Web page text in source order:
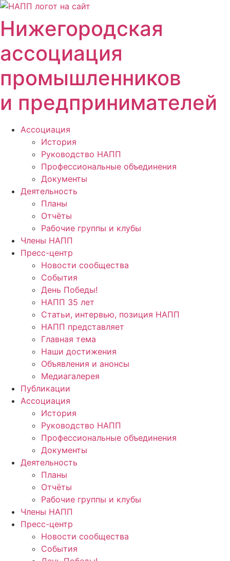
Перейти
содержимому
Нижегородская
ассоциация
промышленников
и предпринимателей
Ассоциация
История
Руководство НАПП
Профессиональные объединения
Документы
Деятельность
Планы
Отчёты
Рабочие группы и клубы
Члены НАПП
Пресс-центр
Новости сообщества
События
День Победы!
НАПП 35 лет
Статьи, интервью, позиция НАПП
НАПП представляет
Главная тема
Наши достижения
Объявления и анонсы
Медиагалерея
Публикации
Ассоциация
История
Руководство НАПП
Профессиональные объединения
Документы
Деятельность
Планы
Отчёты
Рабочие группы и клубы
Члены НАПП
Пресс-центр
Новости сообщества
События